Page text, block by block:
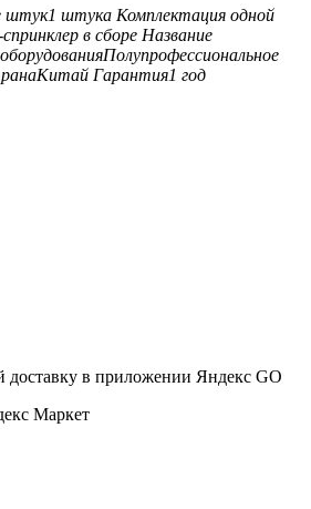
штук1 штука Комплектация одной
в сборе Название
Полупрофессиональное
Китай Гарантия1 год
доставку в приложении Яндекс GO
Маркет